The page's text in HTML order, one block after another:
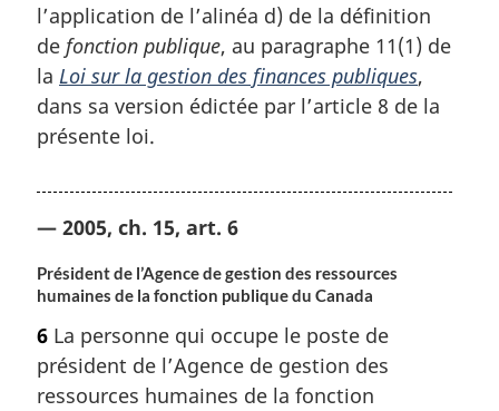
l’application de l’alinéa d) de la définition
de fonction publique, au paragraphe 11(1) de
la Loi sur la gestion des finances publiques,
dans sa version édictée par l’article 8 de la
présente loi.
— 2005, ch. 15, art. 6
Président de l’Agence de gestion des ressources
humaines de la fonction publique du Canada
6 La personne qui occupe le poste de
président de l’Agence de gestion des
ressources humaines de la fonction